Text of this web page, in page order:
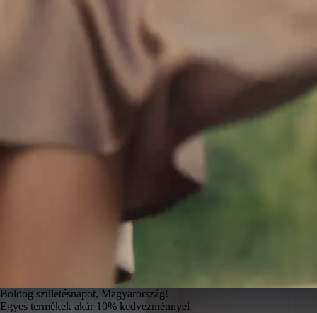
Boldog születésnapot, Magyarország!
Egyes termékek akár 10% kedvezménnyel